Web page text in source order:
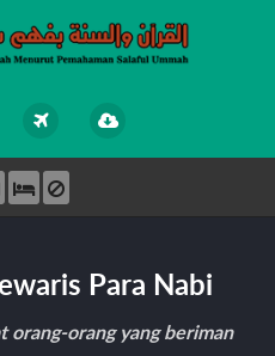
Para Nabi
orang-orang yang beriman